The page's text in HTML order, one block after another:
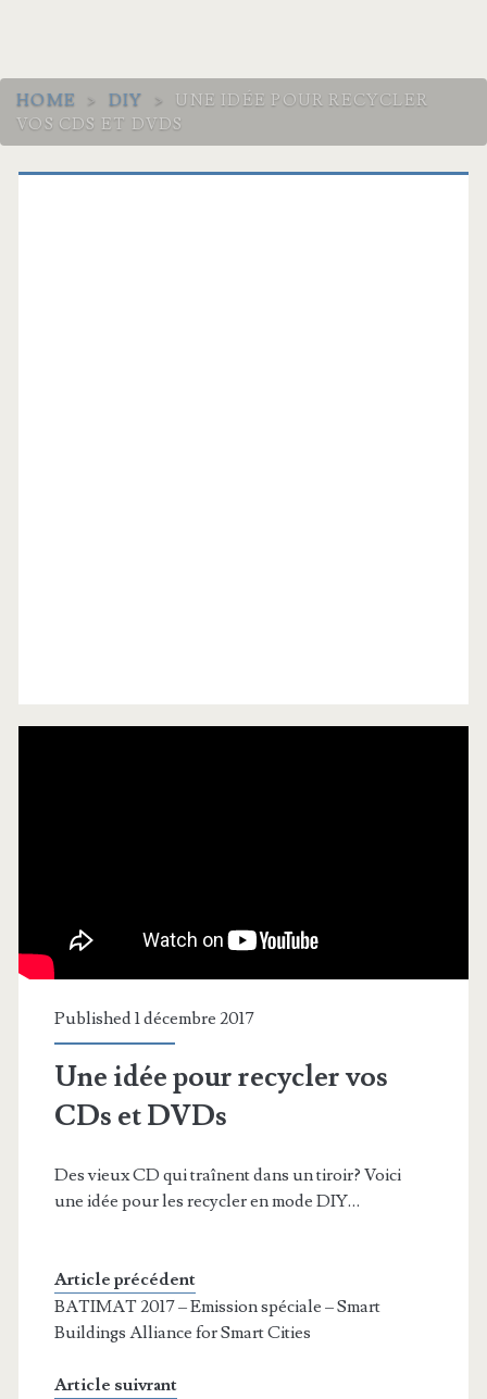
HOME > DIY >
UNE IDÉE POUR RECYCLER
VOS CDS ET DVDS
Published 1 décembre 2017
Une idée pour recycler vos
CDs et DVDs
Des vieux CD qui traînent dans un tiroir? Voici
une idée pour les recycler en mode DIY…
Article précédent
BATIMAT 2017 – Emission spéciale – Smart
Buildings Alliance for Smart Cities
Article suivrant